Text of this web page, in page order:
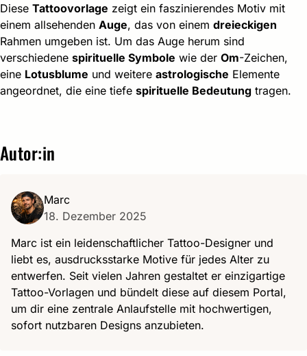
Diese Tattoovorlage zeigt ein faszinierendes Motiv mit
einem allsehenden Auge, das von einem dreieckigen
Rahmen umgeben ist. Um das Auge herum sind
verschiedene spirituelle Symbole wie der Om-Zeichen,
eine Lotusblume und weitere astrologische Elemente
angeordnet, die eine tiefe spirituelle Bedeutung tragen.
Autor:in
Marc
18. Dezember 2025
Marc ist ein leidenschaftlicher Tattoo-Designer und
liebt es, ausdrucksstarke Motive für jedes Alter zu
entwerfen. Seit vielen Jahren gestaltet er einzigartige
Tattoo-Vorlagen und bündelt diese auf diesem Portal,
um dir eine zentrale Anlaufstelle mit hochwertigen,
sofort nutzbaren Designs anzubieten.